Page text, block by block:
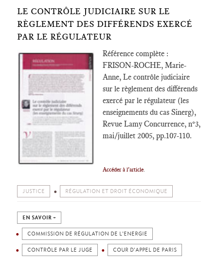
LE CONTRÔLE JUDICIAIRE SUR LE
RÈGLEMENT DES DIFFÉRENDS EXERCÉ
PAR LE RÉGULATEUR
Référence complète :
FRISON-ROCHE, Marie-
Anne, Le contrôle judiciaire
sur le règlement des différends
exercé par le régulateur (les
enseignements du cas Sinerg),
Revue Lamy Concurrence, n°3,
mai/juillet 2005, pp.107-110.
Accéder à l'article.
JUSTICE RÉGULATION ET DROIT ÉCONOMIQUE
EN SAVOIR +
COMMISSION DE RÉGULATION DE L'ENERGIE
CONTRÔLE PAR LE JUGE COUR D'APPEL DE PARIS